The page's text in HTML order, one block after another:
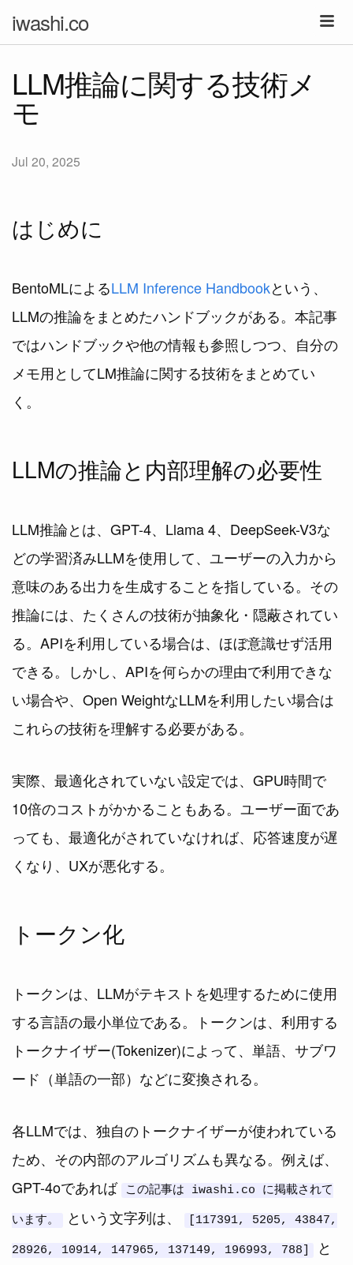
iwashi.co
LLM推論に関する技術メ
モ
Jul 20, 2025
はじめに
BentoMLによるLLM Inference Handbookという、
LLMの推論をまとめたハンドブックがある。本記事
ではハンドブックや他の情報も参照しつつ、自分の
メモ用としてLM推論に関する技術をまとめてい
く。
LLMの推論と内部理解の必要性
LLM推論とは、GPT-4、Llama 4、DeepSeek-V3な
どの学習済みLLMを使用して、ユーザーの入力から
意味のある出力を生成することを指している。その
推論には、たくさんの技術が抽象化・隠蔽されてい
る。APIを利用している場合は、ほぼ意識せず活用
できる。しかし、APIを何らかの理由で利用できな
い場合や、Open WeightなLLMを利用したい場合は
これらの技術を理解する必要がある。
実際、最適化されていない設定では、GPU時間で
10倍のコストがかかることもある。ユーザー面であ
っても、最適化がされていなければ、応答速度が遅
くなり、UXが悪化する。
トークン化
トークンは、LLMがテキストを処理するために使用
する言語の最小単位である。トークンは、利用する
トークナイザー(Tokenizer)によって、単語、サブワ
ード（単語の一部）などに変換される。
各LLMでは、独自のトークナイザーが使われている
ため、その内部のアルゴリズムも異なる。例えば、
GPT-4oであれば
この記事は iwashi.co に掲載されて
います。 という文字列は、 [117391, 5205, 43847,
28926, 10914, 147965, 137149, 196993, 788]
と